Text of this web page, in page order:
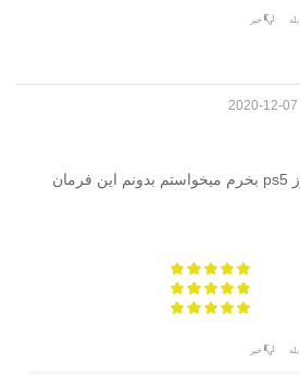
بله خیر
2020-12-07
با سلام من میخواهم امروز ps5 بخرم میخواستم بدونم این فرمان
بله خیر